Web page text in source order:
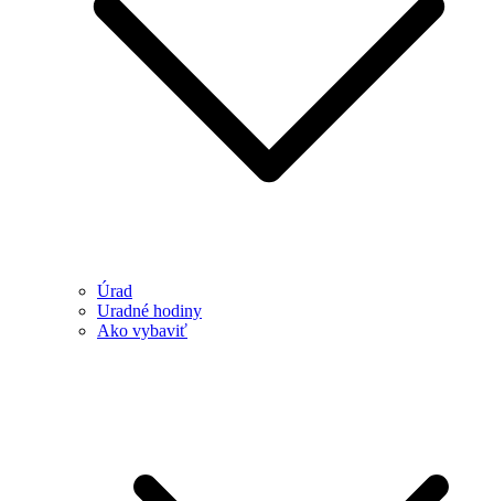
Úrad
Uradné hodiny
Ako vybaviť